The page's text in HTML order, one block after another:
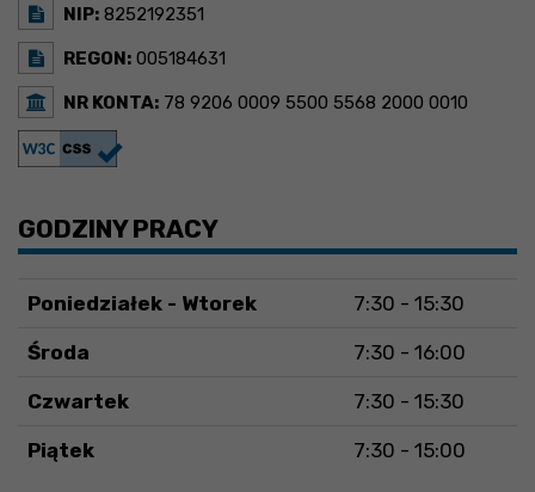
NIP: 8252192351
REGON: 005184631
NR KONTA: 78 9206 0009 5500 5568 2000 0010
GODZINY PRACY
Poniedziałek - Wtorek 7:30 - 15:30
Środa 7:30 - 16:00
Czwartek 7:30 - 15:30
Piątek 7:30 - 15:00